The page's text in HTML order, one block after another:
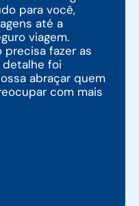
para você,
até a
viagem.
precisa fazer as
detalhe foi
abraçar quem
com mais